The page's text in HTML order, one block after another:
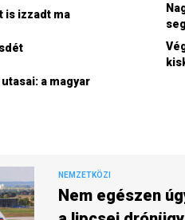
is izzadt ma
a magyar
NEMZETKÖZI
Nem egészen